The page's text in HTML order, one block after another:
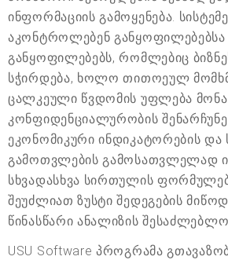
ინფორმაციის გამოყენება.
აკონტროლებენ
განყოფილებებს, რომლებიც
სჭირდება, ხოლო თითოეულ
ცალკეული წვდომის უფლება
კონფიდენციალურობის
ეკონომიკური ინდიკატორების და
გამოთვლების გამოსათვლელად
სხვადასხვა სირთულის
შეუძლიათ ზუსტი შედეგების
წინასწარი ანალიზის
USU Software პროგრამა